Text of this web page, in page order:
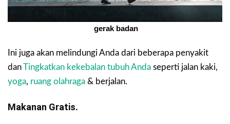
gerak badan
Ini juga akan melindungi Anda dari beberapa penyakit
danTingkatkan kekebalan tubuh Anda seperti jalan kaki,
yoga, ruang olahraga & berjalan.
Makanan Gratis.